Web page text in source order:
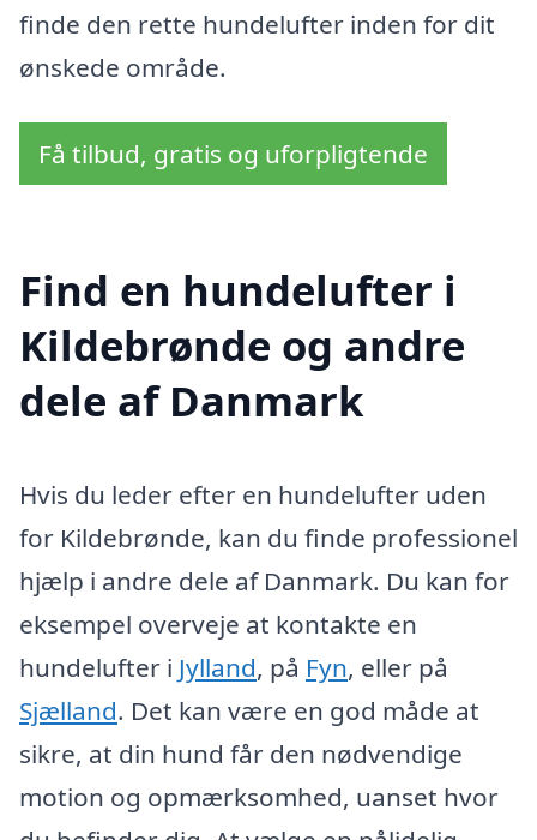
finde den rette hundelufter inden for dit
ønskede område.
Få tilbud, gratis og uforpligtende
Find en hundelufter i
Kildebrønde og andre
dele af Danmark
Hvis du leder efter en hundelufter uden
for Kildebrønde, kan du finde professionel
hjælp i andre dele af Danmark. Du kan for
eksempel overveje at kontakte en
hundelufter i Jylland, på Fyn, eller på
Sjælland. Det kan være en god måde at
sikre, at din hund får den nødvendige
motion og opmærksomhed, uanset hvor